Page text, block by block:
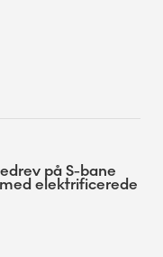
på S-bane
elektrificerede